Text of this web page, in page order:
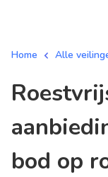
Home Alle
roestvrijstaal horloge /
bod op